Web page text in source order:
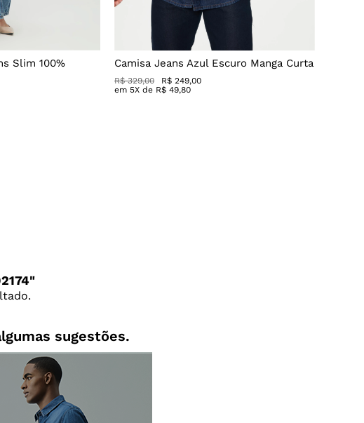
Slim 100%
Camisa Jeans Azul Escuro Manga Curta
R$ 329,00
R$ 249,00
em 5X de R$ 49,80
sugestões.